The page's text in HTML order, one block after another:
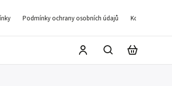
Podmínky ochrany osobních údajů Kontakty